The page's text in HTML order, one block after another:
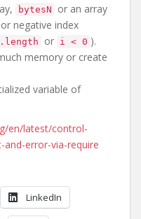
bytesN
or an array
negative index
or i < 0 ).
memory or create
variable of
en/latest/control-
and-error-via-require
LinkedIn